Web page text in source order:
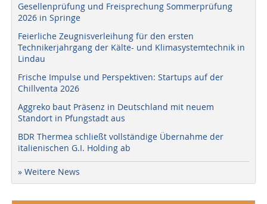
Gesellenprüfung und Freisprechung Sommerprüfung
2026 in Springe
Feierliche Zeugnisverleihung für den ersten
Technikerjahrgang der Kälte- und Klimasystemtechnik in
Lindau
Frische Impulse und Perspektiven: Startups auf der
Chillventa 2026
Aggreko baut Präsenz in Deutschland mit neuem
Standort in Pfungstadt aus
BDR Thermea schließt vollständige Übernahme der
italienischen G.I. Holding ab
» Weitere News